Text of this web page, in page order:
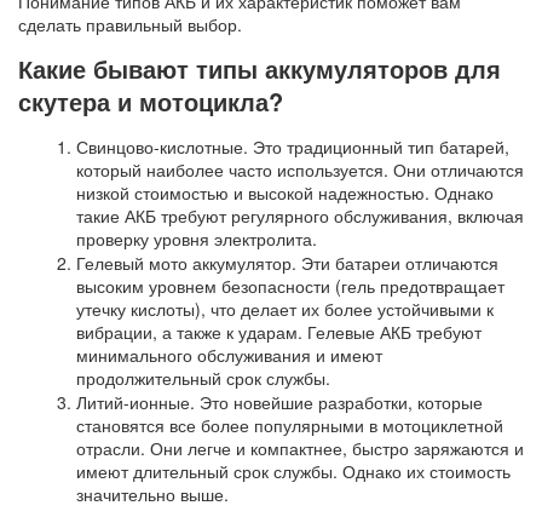
сделать правильный выбор.
Какие бывают типы аккумуляторов для
скутераи мотоцикла?
Свинцово-кислотные. Это традиционный тип батарей,
который наиболее часто используется. Они отличаются
низкой стоимостью и высокой надежностью. Однако
такие АКБ требуют регулярного обслуживания, включая
проверку уровня электролита.
Гелевый мото аккумулятор. Эти батареи отличаются
высоким уровнем безопасности (гель предотвращает
утечку кислоты), что делает их более устойчивыми к
вибрации, а также к ударам. Гелевые АКБ требуют
минимального обслуживания и имеют
продолжительный срок службы.
Литий-ионные. Это новейшие разработки, которые
становятся все более популярными в мотоциклетной
отрасли. Они легче и компактнее, быстро заряжаются и
имеют длительный срок службы. Однако их стоимость
значительно выше.